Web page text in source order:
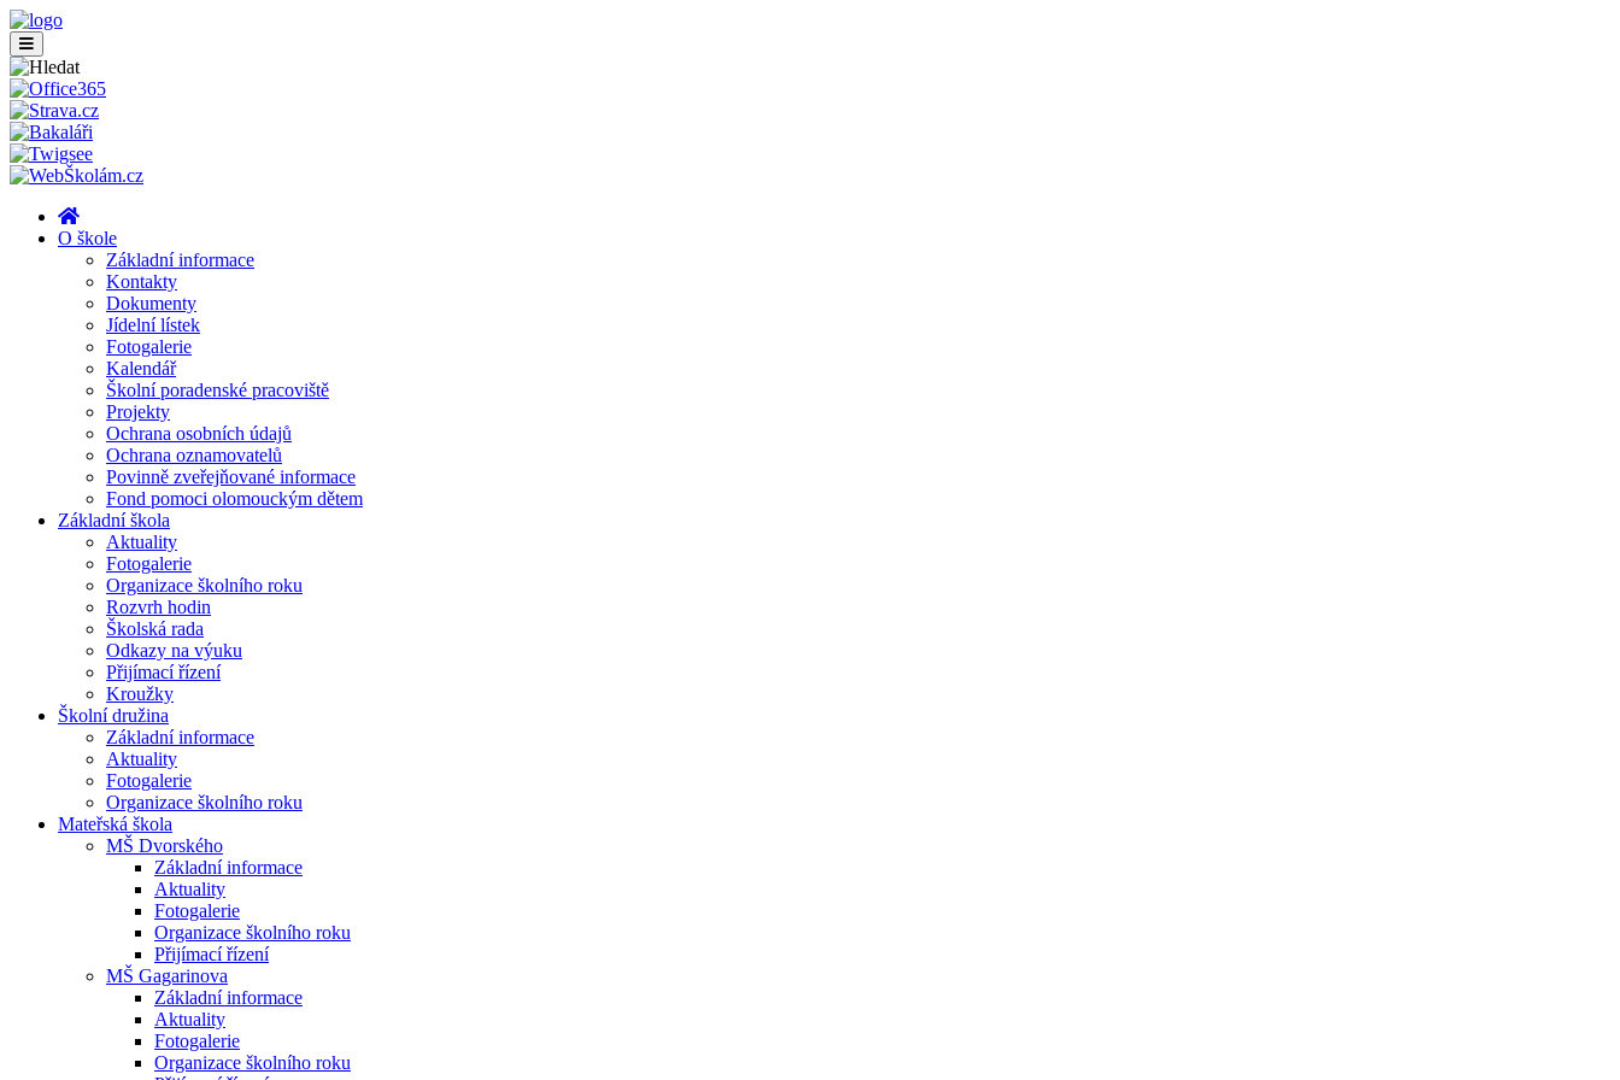
O škole
Základní informace
Kontakty
Dokumenty
Jídelní lístek
Fotogalerie
Kalendář
Školní poradenské pracoviště
Projekty
Ochrana osobních údajů
Ochrana oznamovatelů
Povinně zveřejňované informace
Fond pomoci olomouckým dětem
Základní škola
Aktuality
Fotogalerie
Organizace školního roku
Rozvrh hodin
Školská rada
Odkazy na výuku
Přijímací řízení
Kroužky
Školní družina
Základní informace
Aktuality
Fotogalerie
Organizace školního roku
Mateřská škola
MŠ Dvorského
Základní informace
Aktuality
Fotogalerie
Organizace školního roku
Přijímací řízení
MŠ Gagarinova
Základní informace
Aktuality
Fotogalerie
Organizace školního roku